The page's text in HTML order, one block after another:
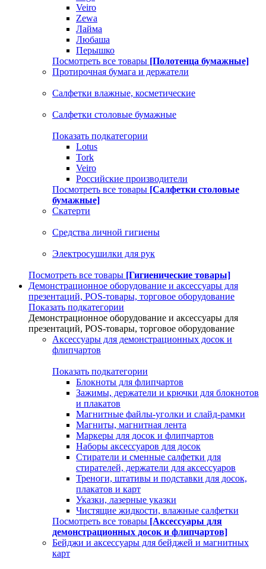
Veiro
Zewa
Лайма
Любаша
Перышко
Посмотреть все товары [Полотенца бумажные]
Протирочная бумага и держатели
Салфетки влажные, косметические
Салфетки столовые бумажные
Показать подкатегории
Lotus
Tork
Veiro
Российские производители
Посмотреть все товары [Салфетки столовые
бумажные]
Скатерти
Средства личной гигиены
Электросушилки для рук
Посмотреть все товары [Гигиенические товары]
Демонстрационное оборудование и аксессуары для
презентаций, POS-товары, торговое оборудование
Показать подкатегории
Демонстрационное оборудование и аксессуары для
презентаций, POS-товары, торговое оборудование
Аксессуары для демонстрационных досок и
флипчартов
Показать подкатегории
Блокноты для флипчартов
Зажимы, держатели и крючки для блокнотов
и плакатов
Магнитные файлы-уголки и слайд-рамки
Магниты, магнитная лента
Маркеры для досок и флипчартов
Наборы аксессуаров для досок
Стиратели и сменные салфетки для
стирателей, держатели для аксессуаров
Треноги, штативы и подставки для досок,
плакатов и карт
Указки, лазерные указки
Чистящие жидкости, влажные салфетки
Посмотреть все товары [Аксессуары для
демонстрационных досок и флипчартов]
Бейджи и аксессуары для бейджей и магнитных
карт